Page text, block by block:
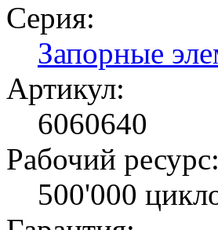
Серия:
Запорные
Артикул:
6060640
Рабочий ресурс:
500'000